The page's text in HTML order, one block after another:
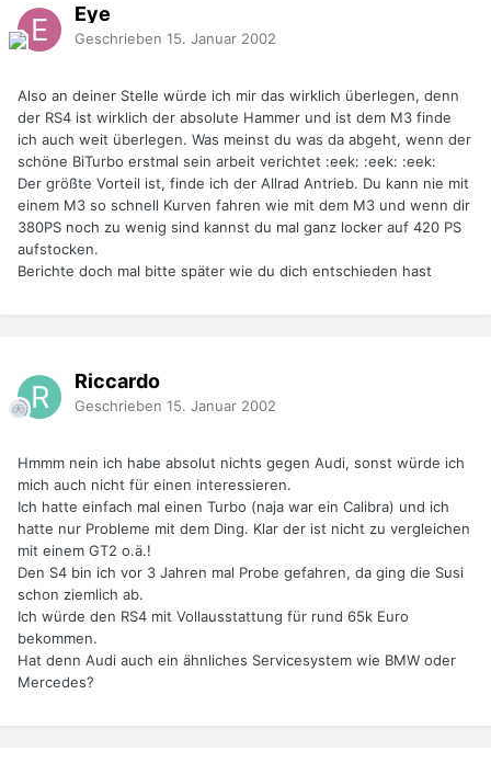
Eye
Geschrieben 15. Januar 2002
Also an deiner Stelle würde ich mir das wirklich überlegen, denn
der RS4 ist wirklich der absolute Hammer und ist dem M3 finde
ich auch weit überlegen. Was meinst du was da abgeht, wenn der
schöne BiTurbo erstmal sein arbeit verichtet :eek: :eek: :eek:
Der größte Vorteil ist, finde ich der Allrad Antrieb. Du kann nie mit
einem M3 so schnell Kurven fahren wie mit dem M3 und wenn dir
380PS noch zu wenig sind kannst du mal ganz locker auf 420 PS
aufstocken.
Berichte doch mal bitte später wie du dich entschieden hast
Riccardo
Geschrieben 15. Januar 2002
Hmmm nein ich habe absolut nichts gegen Audi, sonst würde ich
mich auch nicht für einen interessieren.
Ich hatte einfach mal einen Turbo (naja war ein Calibra) und ich
hatte nur Probleme mit dem Ding. Klar der ist nicht zu vergleichen
mit einem GT2 o.ä.!
Den S4 bin ich vor 3 Jahren mal Probe gefahren, da ging die Susi
schon ziemlich ab.
Ich würde den RS4 mit Vollausstattung für rund 65k Euro
bekommen.
Hat denn Audi auch ein ähnliches Servicesystem wie BMW oder
Mercedes?